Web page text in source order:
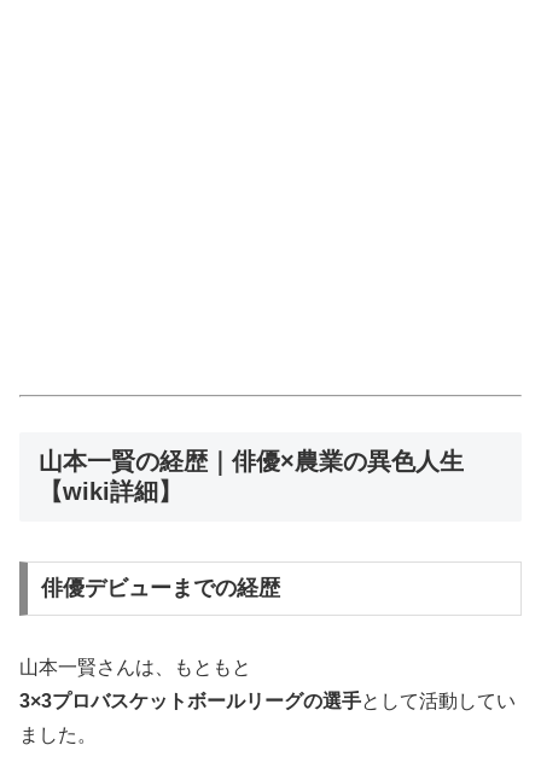
山本一賢の経歴｜俳優×農業の異色人生
【wiki詳細】
俳優デビューまでの経歴
山本一賢さんは、もともと
3×3プロバスケットボールリーグの選手として活動してい
ました。